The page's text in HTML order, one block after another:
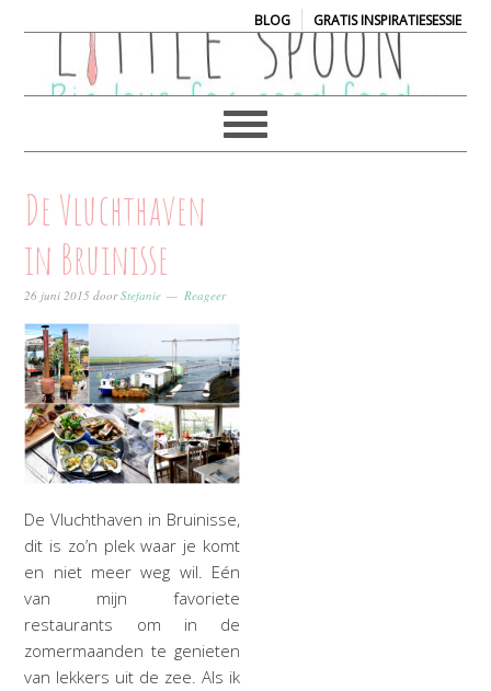
BLOG| GRATIS INSPIRATIESESSIE
De Vluchthaven
in Bruinisse
26 juni 2015 doorStefanie Reageer
De Vluchthaven in Bruinisse,
dit is zo’n plek waar je komt
en niet meer weg wil. Eén
van mijn favoriete
restaurants om in de
zomermaanden te genieten
van lekkers uit de zee. Als ik